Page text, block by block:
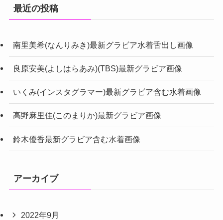
最近の投稿
南里美希(なんりみき)最新グラビア水着舌出し画像
良原安美(よしはらあみ)(TBS)最新グラビア画像
いくみ(インスタグラマー)最新グラビア含む水着画像
高野麻里佳(このまりか)最新グラビア画像
鈴木優香最新グラビア含む水着画像
アーカイブ
2022年9月